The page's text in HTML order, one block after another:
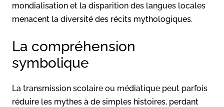
mondialisation et la disparition des langues locales
menacent la diversité des récits mythologiques.
La compréhension
symbolique
La transmission scolaire ou médiatique peut parfois
réduire les mythes à de simples histoires, perdant